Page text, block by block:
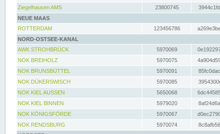
Ziegelhausen AMS
23800745
NEUE MAAS
ROTTERDAM
123456786
NORD-OSTSEE-KANAL
AWK STROHBRÜCK
5970069
NOK BREIHOLZ
5970075
NOK BRUNSBÜTTEL
5970091
NOK DÜKERSWISCH
5970085
NOK KIEL AUSSEN
5650068
NOK KIEL BINNEN
5979020
NOK KÖNIGSFÖRDE
5970067
NOK RENDSBURG
5970074